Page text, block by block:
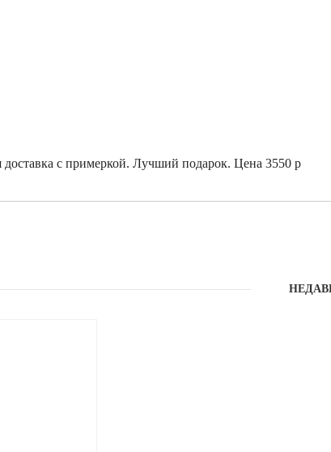
доставка с примеркой. Лучший подарок. Цена 3550 р